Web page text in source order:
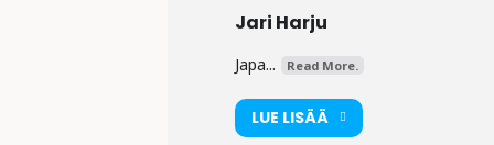
Jari Harju
Japa... Read More.
LUE LISÄÄ